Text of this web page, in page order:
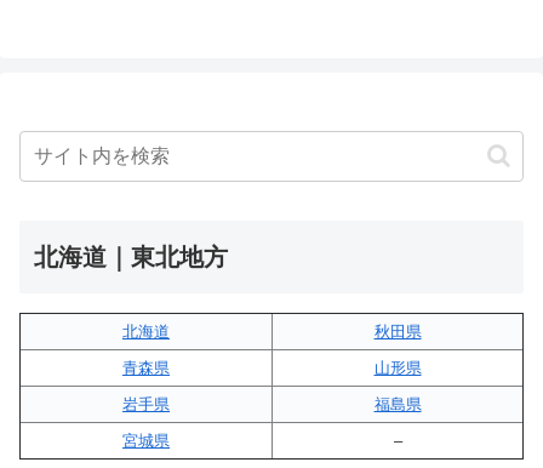
北海道｜東北地方
北海道
秋田県
青森県
山形県
岩手県
福島県
宮城県
–